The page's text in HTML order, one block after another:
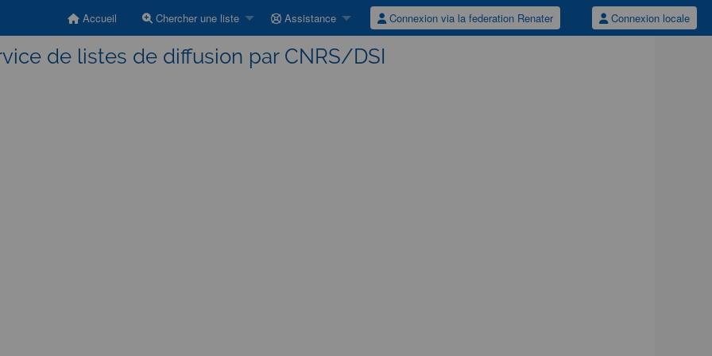
Accueil Chercher une liste Assistance Connexion via la federation Renater Connexion locale
de listes de diffusion par CNRS/DSI